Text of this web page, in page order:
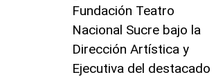
Fundación Teatro
Nacional Sucre bajo la
Dirección Artística y
Ejecutiva del destacado